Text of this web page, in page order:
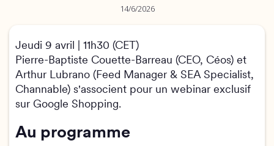
14/6/2026
Jeudi 9 avril | 11h30 (CET)
Pierre-Baptiste Couette-Barreau (CEO, Céos) et
Arthur Lubrano (Feed Manager & SEA Specialist,
Channable) s'associent pour un webinar exclusif
sur Google Shopping.
Au programme